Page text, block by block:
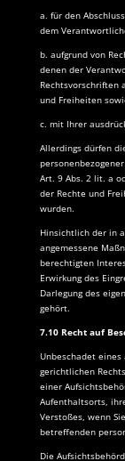
a. für den
dem
b. aufgrund von
denen der
Rechtsvorschriften
und Freiheiten
c. mit Ihrer
Allerdings dürfen
Art. 9 Abs. 2 lit. a
der Rechte und
wurden.
Hinsichtlich der in
angemessene
berechtigten
Erwirkung des
Darlegung des
gehört.
7.10 Recht auf
Unbeschadet
gerichtlichen
einer
Aufenthaltsorts,
Verstoßes, wenn
betreffenden
Die